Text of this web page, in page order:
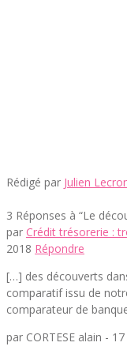
Rédigé par Julien
3 Réponses à “Le
par Crédit trésorerie :
2018 Répondre
[…] des découverts
comparatif issu de
comparateur de
par CORTESE alain -